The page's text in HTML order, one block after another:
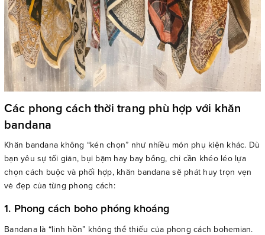
Các phong cách thời trang phù hợp với khăn
bandana
Khăn bandana không “kén chọn” như nhiều món phụ kiện khác. Dù
bạn yêu sự tối giản, bụi bặm hay bay bổng, chỉ cần khéo léo lựa
chọn cách buộc và phối hợp, khăn bandana sẽ phát huy trọn vẹn
vẻ đẹp của từng phong cách:
1. Phong cách boho phóng khoáng
Bandana là “linh hồn” không thể thiếu của phong cách bohemian.